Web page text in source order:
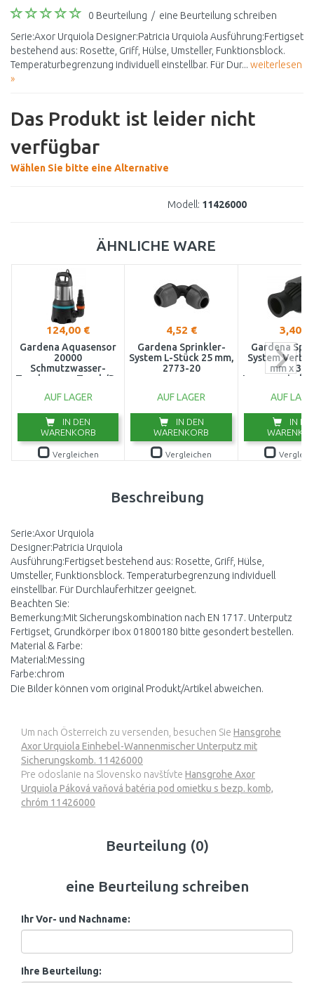
0 Beurteilung / eine Beurteilung schreiben
Serie:Axor Urquiola Designer:Patricia Urquiola Ausführung:Fertigset
bestehend aus: Rosette, Griff, Hülse, Umsteller, Funktionsblock.
Temperaturbegrenzung individuell einstellbar. Für Dur... weiterlesen
»
Das Produkt ist leider nicht
verfügbar
Wählen Sie bitte eine Alternative
Modell: 11426000
ÄHNLICHE WARE
124,00 €
Gardena Aquasensor
20000
Schmutzwasser-
Tauchpumpe,Tauch/Druckpumpe
9044-20
AUF LAGER
IN DEN
WARENKORB
Vergleichen
4,52 €
Gardena Sprinkler-
System L-Stück 25 mm,
2773-20
AUF LAGER
IN DEN
WARENKORB
Vergleichen
3,40 €
Gardena
System
mm x 3/
Innengewinde
AUF
IN
Beschreibung
Serie:Axor Urquiola
Designer:Patricia Urquiola
Ausführung:Fertigset bestehend aus: Rosette, Griff, Hülse,
Umsteller, Funktionsblock. Temperaturbegrenzung individuell
einstellbar. Für Durchlauferhitzer geeignet.
Beachten Sie:
Bemerkung:Mit Sicherungskombination nach EN 1717. Unterputz
Fertigset, Grundkörper ibox 01800180 bitte gesondert bestellen.
Material & Farbe:
Material:Messing
Farbe:chrom
Die Bilder können vom original Produkt/Artikel abweichen.
Um nach Österreich zu versenden, besuchen Sie Hansgrohe
Axor Urquiola Einhebel-Wannenmischer Unterputz mit
Sicherungskomb. 11426000
Pre odoslanie na Slovensko navštívte Hansgrohe Axor
Urquiola Páková vaňová batéria pod omietku s bezp. komb,
chróm 11426000
Beurteilung (0)
eine Beurteilung schreiben
Ihr Vor- und Nachname:
Ihre Beurteilung: